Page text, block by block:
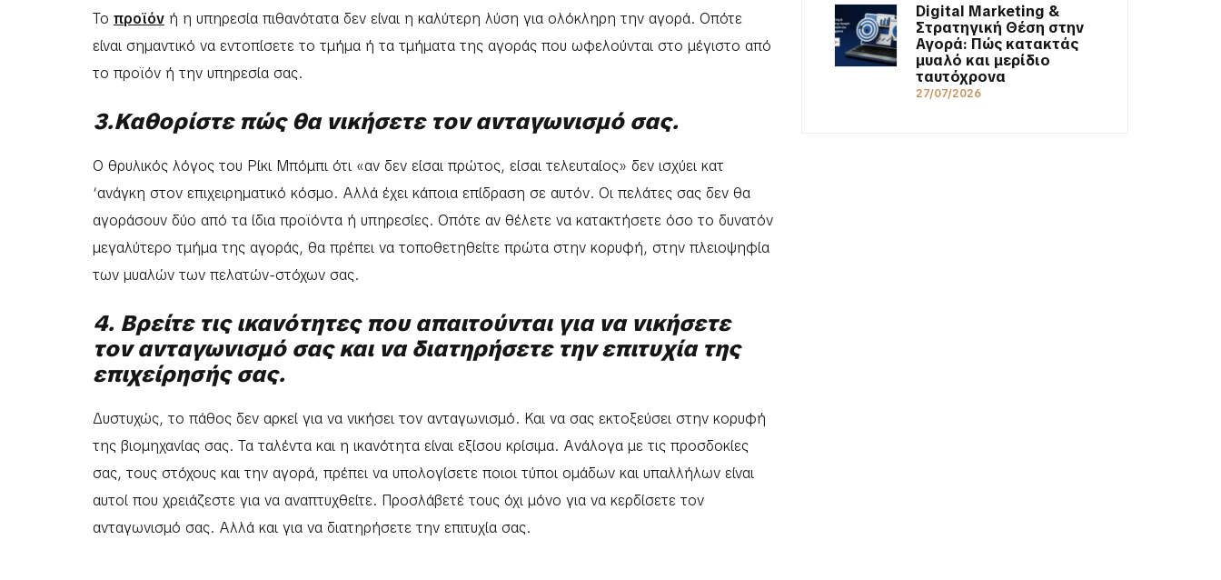
Το προϊόν ή η υπηρεσία πιθανότατα δεν είναι η καλύτερη λύση για ολόκληρη την αγορά. Οπότε
είναι σημαντικό να εντοπίσετε το τμήμα ή τα τμήματα της αγοράς που ωφελούνται στο μέγιστο από
το προϊόν ή την υπηρεσία σας.
3.Καθορίστε πώς θα νικήσετε τον ανταγωνισμό σας.
Ο θρυλικός λόγος του Ρίκι Μπόμπι ότι «αν δεν είσαι πρώτος, είσαι τελευταίος» δεν ισχύει κατ
‘ανάγκη στον επιχειρηματικό κόσμο. Αλλά έχει κάποια επίδραση σε αυτόν. Οι πελάτες σας δεν θα
αγοράσουν δύο από τα ίδια προϊόντα ή υπηρεσίες. Οπότε αν θέλετε να κατακτήσετε όσο το δυνατόν
μεγαλύτερο τμήμα της αγοράς, θα πρέπει να τοποθετηθείτε πρώτα στην κορυφή, στην πλειοψηφία
των μυαλών των πελατών-στόχων σας.
4. Βρείτε τις ικανότητες που απαιτούνται για να νικήσετε
τον ανταγωνισμό σας και να διατηρήσετε την επιτυχία της
επιχείρησής σας.
Δυστυχώς, το πάθος δεν αρκεί για να νικήσει τον ανταγωνισμό. Και να σας εκτοξεύσει στην κορυφή
της βιομηχανίας σας. Τα ταλέντα και η ικανότητα είναι εξίσου κρίσιμα. Ανάλογα με τις προσδοκίες
σας, τους στόχους και την αγορά, πρέπει να υπολογίσετε ποιοι τύποι ομάδων και υπαλλήλων είναι
αυτοί που χρειάζεστε για να αναπτυχθείτε. Προσλάβετέ τους όχι μόνο για να κερδίσετε τον
ανταγωνισμό σας. Αλλά και για να διατηρήσετε την επιτυχία σας.
Digital Marketing &
Στρατηγική Θέση στην
Αγορά: Πώς κατακτάς
μυαλό και μερίδιο
ταυτόχρονα
27/07/2026